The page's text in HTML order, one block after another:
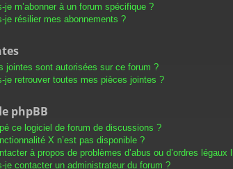
je m’abonner à un forum spécifique ?
je résilier mes abonnements ?
jointes sont autorisées sur ce forum ?
je retrouver toutes mes pièces jointes ?
phpBB
ce logiciel de forum de discussions ?
X n’est pas disponible ?
à propos de problèmes d’abus ou d’ordres légaux
je contacter un administrateur du forum ?